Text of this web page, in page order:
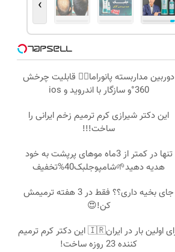
›
دوربین مداربسته پانوراما👈🏻 قابلیت چرخش
360°و سازگار با اندروید و ios
این دکتر شیرازی کرم ترمیم زخم ایرانی را
ساخت!!!
تنها در کمتر از 3ماه موهای پرپشت به خود
هدیه دهید🌱شامپوجلبک40%تخفیف
جای بخیه داری؟؟ فقط در 3 هفته ترمیمش
کن!😍
برای اولین بار در ایران🇮🇷 این دکتر کرم ترمیم
کننده 23 روزه ساخت!